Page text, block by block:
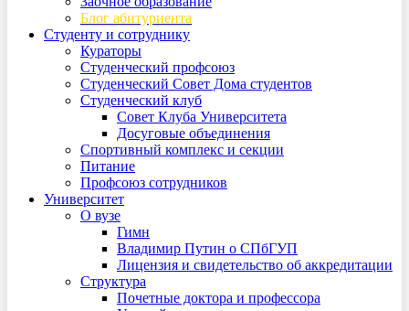
Блог абитуриента
Студенту и сотруднику
Кураторы
Студенческий профсоюз
Студенческий Совет Дома студентов
Студенческий клуб
Совет Клуба Университета
Досуговые объединения
Спортивный комплекс и секции
Питание
Профсоюз сотрудников
Университет
О вузе
Гимн
Владимир Путин о СПбГУП
Лицензия и свидетельство об аккредитации
Структура
Почетные доктора и профессора